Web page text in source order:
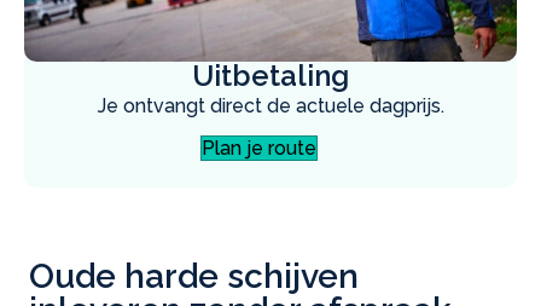
Uitbetaling
Je ontvangt direct de actuele dagprijs.
Plan je route
Oude harde schijven